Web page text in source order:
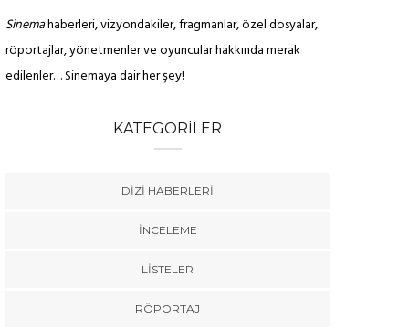
Sinemahaberleri, vizyondakiler, fragmanlar, özel dosyalar,
röportajlar, yönetmenler ve oyuncular hakkında merak
edilenler… Sinemaya dair her şey!
KATEGORILER
DIZI HABERLERI
İNCELEME
LISTELER
RÖPORTAJ